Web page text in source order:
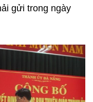
gửi trong ngày